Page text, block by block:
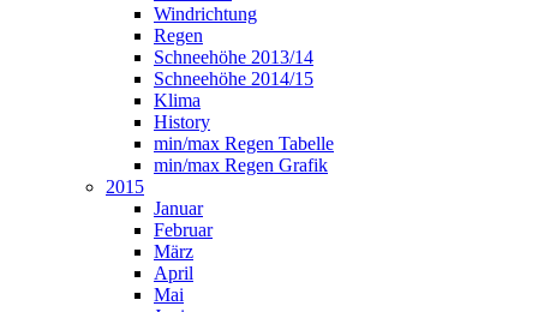
Windrichtung
Regen
Schneehöhe 2013/14
Schneehöhe 2014/15
Klima
History
min/max Regen Tabelle
min/max Regen Grafik
2015
Januar
Februar
März
April
Mai